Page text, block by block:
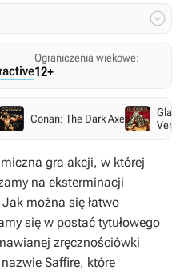

Ograniczenia wiekowe:
12+
Conan: The Dark Axe
gra akcji, w której
na eksterminacji
można się łatwo
się w postać tytułowego
zręcznościówki
Saffire, które